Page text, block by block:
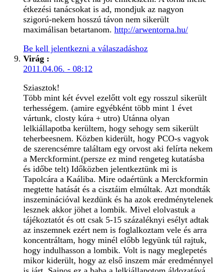
étkezési tanácsokat is ad, mondjuk az nagyon
szigorú-nekem hosszú távon nem sikerült
maximálisan betartanom. http://arwentorna.hu/
Be kell jelentkezni a válaszadáshoz
Virág :
2011.04.06. - 08:12
Sziasztok!
Több mint két évvel ezelőtt volt egy rosszul sikerült
terhességem. (amire egyébként több mint 1 évet
vártunk, closty kúra + utro) Utánna olyan
lelkiállapotba kerültem, hogy sehogy sem sikerült
teherbeesnem. Közben kiderült, hogy PCO-s vagyok
de szerencsémre találtam egy orvost aki felírta nekem
a Merckformint.(persze ez mind rengeteg kutatásba
és időbe telt) Időközben jelentkeztünk mi is
Tapolcára a Kaáliba. Mire odaértünk a Merckformin
megtette hatását és a cisztáim elmúltak. Azt mondták
inszeminációval kezdünk és ha azok eredménytelenek
lesznek akkor jöhet a lombik. Mivel elolvastuk a
tájékoztatót és ott csak 5-15 százaléknyi esélyt adtak
az inszemnek ezért nem is foglalkoztam vele és arra
koncentráltam, hogy minél előbb legyünk túl rajtuk,
hogy indulhasson a lombik. Volt is nagy meglepetés
mikor kiderült, hogy az első inszem már eredménnyel